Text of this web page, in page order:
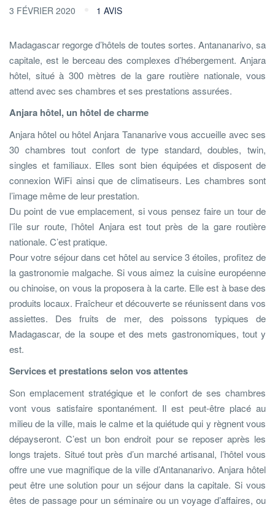
3 FÉVRIER 2020 1 AVIS
Madagascar regorge d’hôtels de toutes sortes. Antananarivo, sa
capitale, est le berceau des complexes d’hébergement. Anjara
hôtel, situé à 300 mètres de la gare routière nationale, vous
attend avec ses chambres et ses prestations assurées.
Anjara hôtel, un hôtel de charme
Anjara hôtel ou hôtel Anjara Tananarive vous accueille avec ses
30 chambres tout confort de type standard, doubles, twin,
singles et familiaux. Elles sont bien équipées et disposent de
connexion WiFi ainsi que de climatiseurs. Les chambres sont
l’image même de leur prestation.
Du point de vue emplacement, si vous pensez faire un tour de
l’île sur route, l’hôtel Anjara est tout près de la gare routière
nationale. C’est pratique.
Pour votre séjour dans cet hôtel au service 3 étoiles, profitez de
la gastronomie malgache. Si vous aimez la cuisine européenne
ou chinoise, on vous la proposera à la carte. Elle est à base des
produits locaux. Fraîcheur et découverte se réunissent dans vos
assiettes. Des fruits de mer, des poissons typiques de
Madagascar, de la soupe et des mets gastronomiques, tout y
est.
Services et prestations selon vos attentes
Son emplacement stratégique et le confort de ses chambres
vont vous satisfaire spontanément. Il est peut-être placé au
milieu de la ville, mais le calme et la quiétude qui y règnent vous
dépayseront. C’est un bon endroit pour se reposer après les
longs trajets. Situé tout près d’un marché artisanal, l’hôtel vous
offre une vue magnifique de la ville d’Antananarivo. Anjara hôtel
peut être une solution pour un séjour dans la capitale. Si vous
êtes de passage pour un séminaire ou un voyage d’affaires, ou